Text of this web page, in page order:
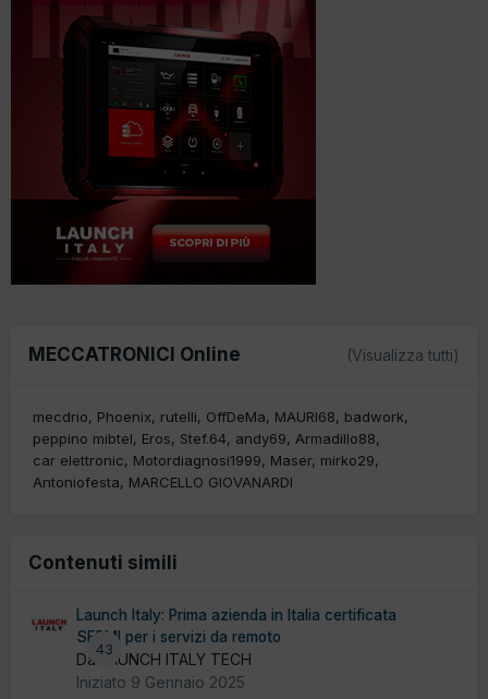
MECCATRONICI Online (Visualizza tutti)
mecdrio Phoenix rutelli OffDeMa MAURI68
badwork
peppino mibtel
Eros Stef.64 andy69 Armadillo88
car elettronic
Motordiagnosi1999 Maser mirko29
Antoniofesta
MARCELLO GIOVANARDI
Contenuti simili
43
Launch Italy: Prima azienda in Italia certificata
SERMI per i servizi da remoto
Da LAUNCH ITALY TECH
Iniziato 9 Gennaio 2025